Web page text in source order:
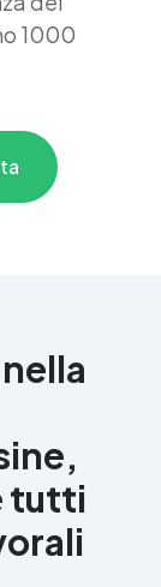
1000
tutti